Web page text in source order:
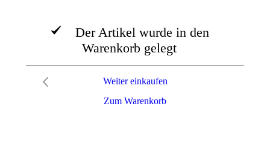
Der Artikel wurde in den
Warenkorb gelegt
Zum Warenkorb
Weiter einkaufen